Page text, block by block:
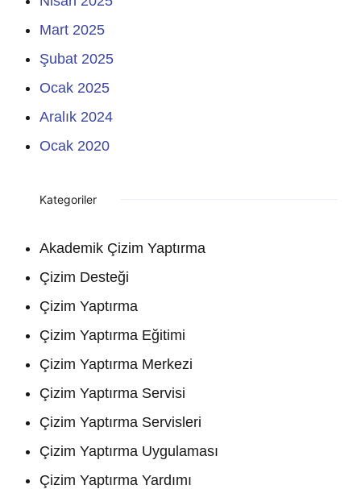
Mart 2025
Şubat 2025
Ocak 2025
Aralık 2024
Ocak 2020
Kategoriler
Akademik Çizim Yaptırma
Çizim Desteği
Çizim Yaptırma
Çizim Yaptırma Eğitimi
Çizim Yaptırma Merkezi
Çizim Yaptırma Servisi
Çizim Yaptırma Servisleri
Çizim Yaptırma Uygulaması
Çizim Yaptırma Yardımı